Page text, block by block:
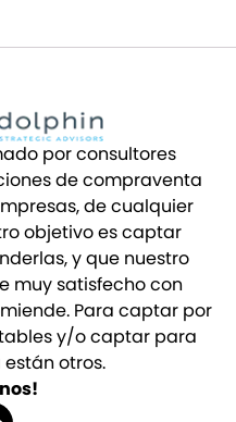
por consultores
de compraventa
de cualquier
objetivo es captar
y que nuestro
muy satisfecho con
Para captar por
y/o captar para
otros.